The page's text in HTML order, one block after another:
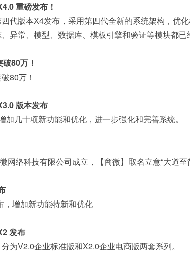
重磅发布！
代版本X4发布，采用第四代全新的系统架构，优
异常、模型、数据库、模板引擎和验证等模块都
80万！
80万！
版本发布
加几十项新功能和优化，进一步强化和完善系统。
网络科技有限公司成立，【商微】取名立意“大道至
，增加新功能特新和优化
发布
为V2.0企业标准版和X2.0企业电商版两套系列。